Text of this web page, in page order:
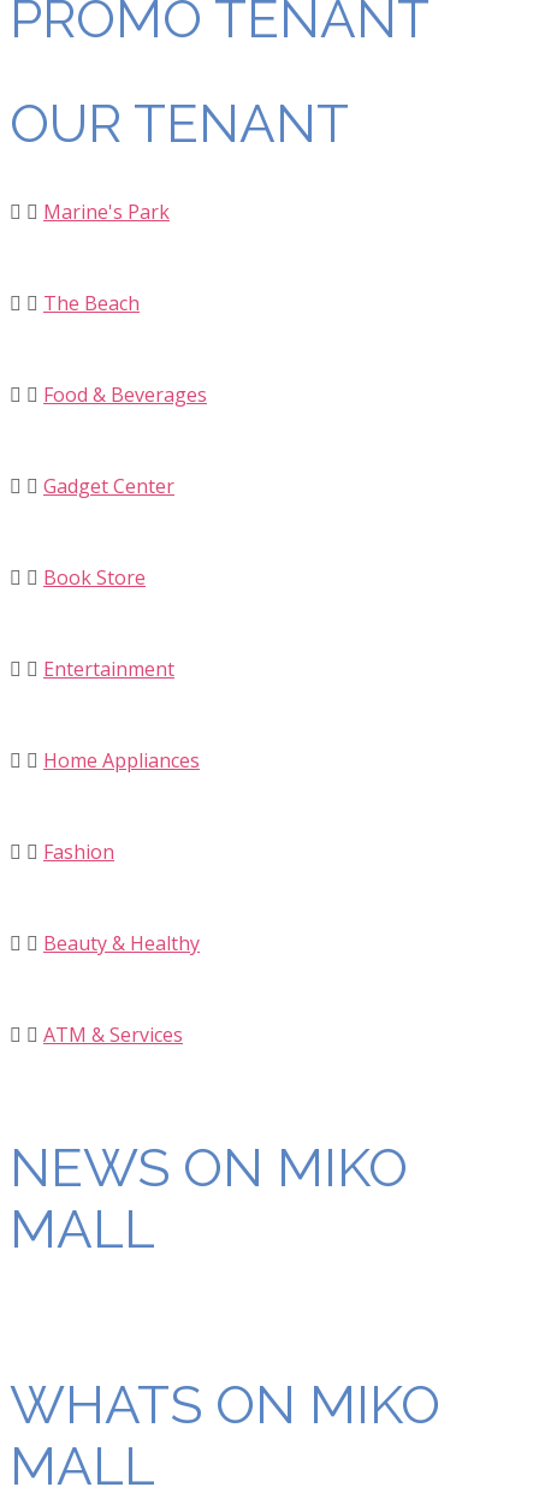
PROMO TENANT
OUR TENANT
Marine's Park
The Beach
Food & Beverages
Gadget Center
Book Store
Entertainment
Home Appliances
Fashion
Beauty & Healthy
ATM & Services
NEWS ON MIKO
MALL
WHATS ON MIKO
MALL